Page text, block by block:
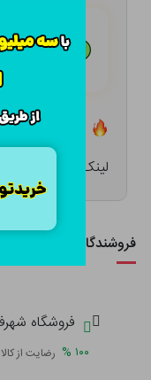
هـر
تومان
لینک کوتاه:
فروشندگان این کالا
فروشگاه
۱۰۰ % رضایت از کالا